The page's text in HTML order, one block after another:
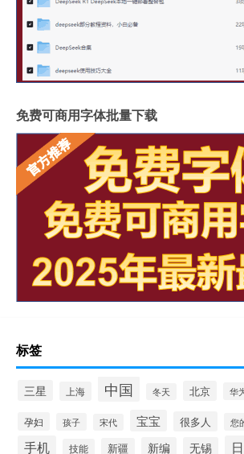
免费可商用字体批量下载
标签
三星 上海 中国 冬天 北京 华
孕妇 孩子 宋代 宝宝 很多人 您
手机 技能 新疆 新编 无锡